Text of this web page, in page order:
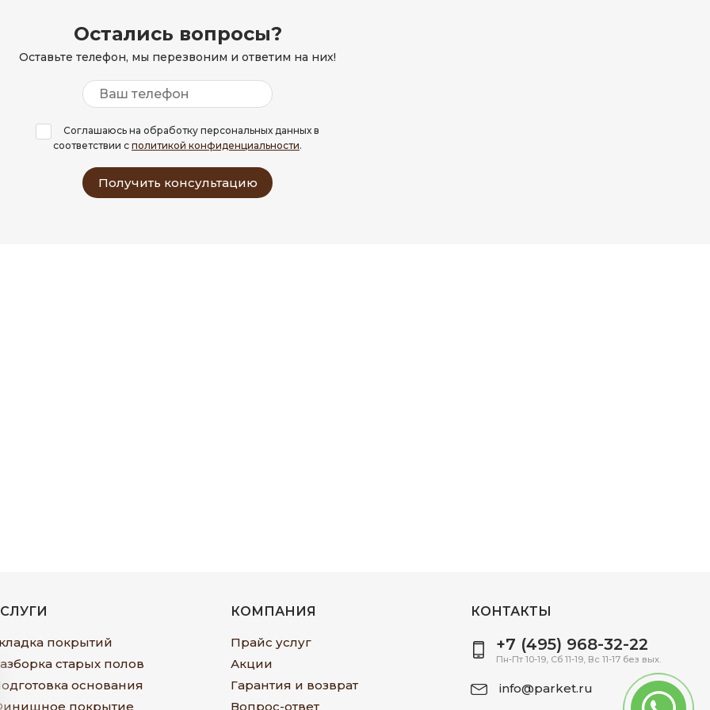
Остались вопросы?
Оставьте телефон, мы перезвоним и ответим на них!
Соглашаюсь на обработку персональных данных в
соответствии с политикой конфиденциальности.
Получить консультацию
покрытий
старых полов
основания
покрытие
КОМПАНИЯ
Прайс услуг
Акции
Гарантия и возврат
Вопрос-ответ
КОНТАКТЫ
+7 (495) 968-32-22
Пн-Пт 10-19, Сб 11-19, Вс 11-17 без вых.
info@parket.ru